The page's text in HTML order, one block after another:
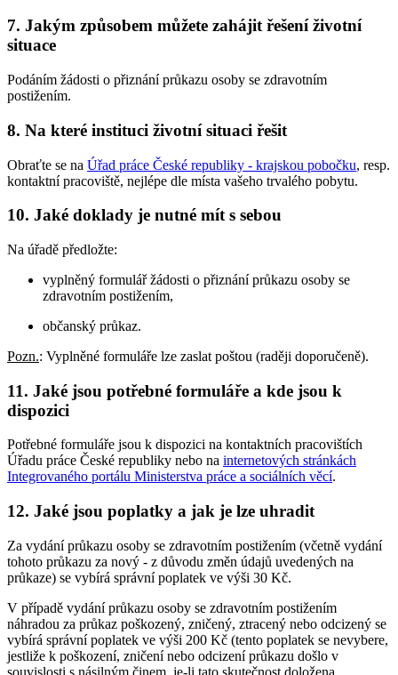
7. Jakým způsobem můžete zahájit řešení životní
situace
Podáním žádosti o přiznání průkazu osoby se zdravotním
postižením.
8. Na které instituci životní situaci řešit
Obraťte se na Úřad práce České republiky - krajskou pobočku, resp.
kontaktní pracoviště, nejlépe dle místa vašeho trvalého pobytu.
10. Jaké doklady je nutné mít s sebou
Na úřadě předložte:
vyplněný formulář žádosti o přiznání průkazu osoby se
zdravotním postižením,
občanský průkaz.
Pozn.: Vyplněné formuláře lze zaslat poštou (raději doporučeně).
11. Jaké jsou potřebné formuláře a kde jsou k
dispozici
Potřebné formuláře jsou k dispozici na kontaktních pracovištích
Úřadu práce České republiky nebo na internetových stránkách
Integrovaného portálu Ministerstva práce a sociálních věcí.
12. Jaké jsou poplatky a jak je lze uhradit
Za vydání průkazu osoby se zdravotním postižením (včetně vydání
tohoto průkazu za nový - z důvodu změn údajů uvedených na
průkaze) se vybírá správní poplatek ve výši 30 Kč.
V případě vydání průkazu osoby se zdravotním postižením
náhradou za průkaz poškozený, zničený, ztracený nebo odcizený se
vybírá správní poplatek ve výši 200 Kč (tento poplatek se nevybere,
jestliže k poškození, zničení nebo odcizení průkazu došlo v
souvislosti s násilným činem, je-li tato skutečnost doložena